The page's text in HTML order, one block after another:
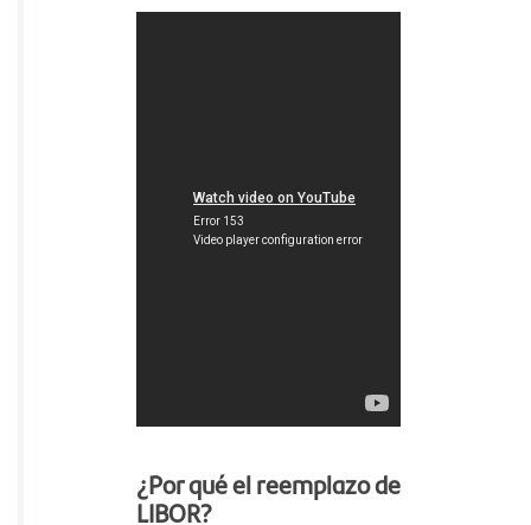
¿Por qué el reemplazo de
LIBOR?